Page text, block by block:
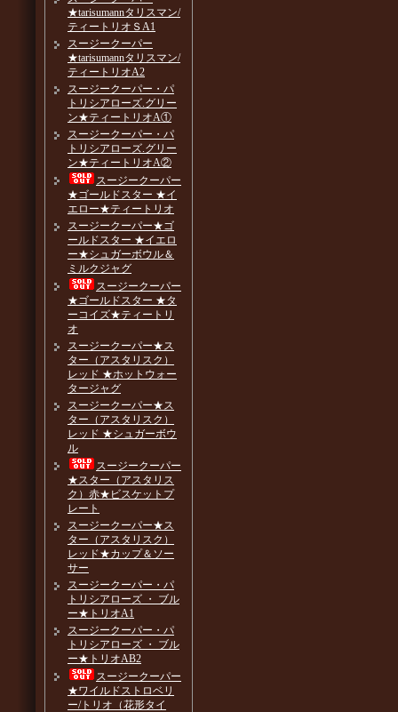
★tarisumannタリスマン/
ティートリオＳA1
スージークーパー
★tarisumannタリスマン/
ティートリオA2
スージークーパー・パ
トリシアローズ.グリー
ン★ティートリオA①
スージークーパー・パ
トリシアローズ.グリー
ン★ティートリオA②
スージークーパー
★ゴールドスター ★イ
エロー★ティートリオ
スージークーパー★ゴ
ールドスター ★イエロ
ー★シュガーボウル＆
ミルクジャグ
スージークーパー
★ゴールドスター ★タ
ーコイズ★ティートリ
オ
スージークーパー★ス
ター（アスタリスク）
レッド ★ホットウォー
タージャグ
スージークーパー★ス
ター（アスタリスク）
レッド ★シュガーボウ
ル
スージークーパー
★スター（アスタリス
ク）赤★ビスケットプ
レート
スージークーパー★ス
ター（アスタリスク）
レッド★カップ＆ソー
サー
スージークーパー・パ
トリシアローズ ・ ブル
ー★トリオA1
スージークーパー・パ
トリシアローズ ・ ブル
ー★トリオAB2
スージークーパー
★ワイルドストロベリ
ー/トリオ（花形タイ